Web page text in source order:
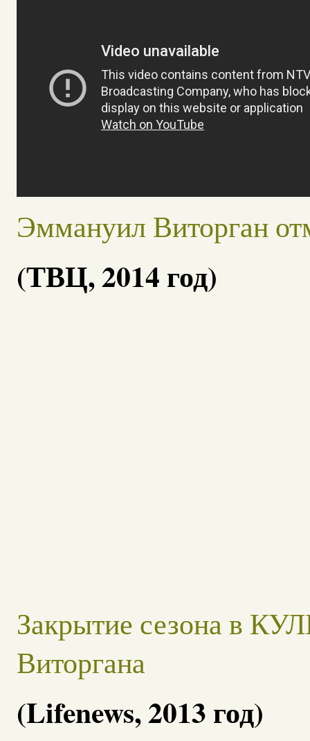
Эммануил Виторган
(ТВЦ, 2014 год)
Закрытие сезона в
Виторгана
(Lifenews, 2013 год)